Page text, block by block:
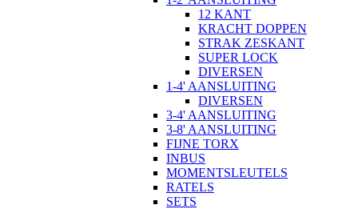
12 KANT
KRACHT DOPPEN
STRAK ZESKANT
SUPER LOCK
DIVERSEN
1-4' AANSLUITING
DIVERSEN
3-4' AANSLUITING
3-8' AANSLUITING
FIJNE TORX
INBUS
MOMENTSLEUTELS
RATELS
SETS